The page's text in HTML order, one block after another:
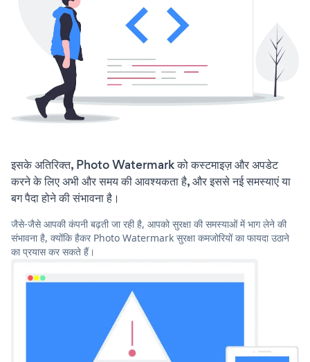
इसके अतिरिक्त, Photo Watermark को कस्टमाइज़ और अपडेट
करने के लिए अभी और समय की आवश्यकता है, और इससे नई समस्याएं या
बग पैदा होने की संभावना है।
जैसे-जैसे आपकी कंपनी बढ़ती जा रही है, आपको सुरक्षा की समस्याओं में भाग लेने की
संभावना है, क्योंकि हैकर Photo Watermark सुरक्षा कमजोरियों का फायदा उठाने
का प्रयास कर सकते हैं।